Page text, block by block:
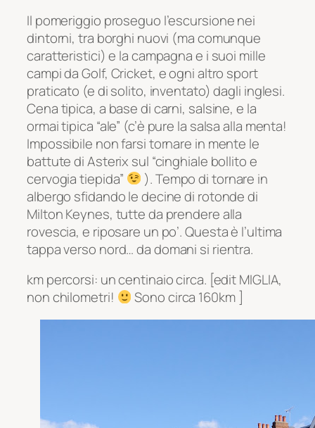
Il pomeriggio proseguo l’escursione nei
dintorni, tra borghi nuovi (ma comunque
caratteristici) e la campagna e i suoi mille
campi da Golf, Cricket, e ogni altro sport
praticato (e di solito, inventato) dagli inglesi.
Cena tipica, a base di carni, salsine, e la
ormai tipica “ale” (c’è pure la salsa alla menta!
Impossibile non farsi tornare in mente le
battute di Asterix sul “cinghiale bollito e
cervogia tiepida”
). Tempo di tornare in
albergo sfidando le decine di rotonde di
Milton Keynes, tutte da prendere alla
rovescia, e riposare un po’. Questa è l’ultima
tappa verso nord… da domani si rientra.
km percorsi: un centinaio circa. [edit MIGLIA,
non chilometri!
Sono circa 160km ]